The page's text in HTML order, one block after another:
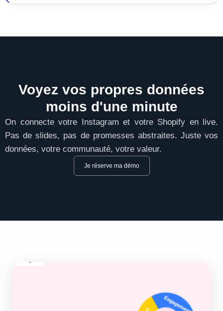
Voyez vos propres données
moins d'une minute
On connecte votre Instagram et votre Shopify en live.
Pas de slides, pas de promesses abstraites. Juste vos
données, votre communauté, votre valeur.
Je réserve ma démo